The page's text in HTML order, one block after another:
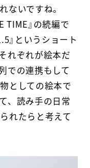
ないですね。
TIME』の続編で
』というショート
れぞれが絵本だ
での連携もして
としての絵本で
、読み手の日常
れたらと考えて